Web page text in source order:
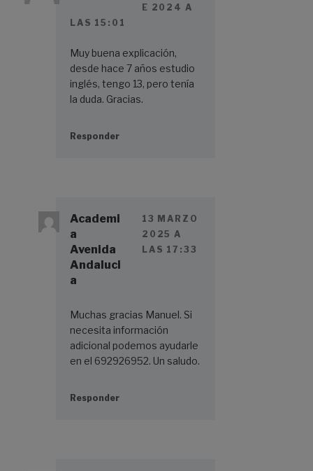
E 2024 A
LAS 15:01
Muy buena explicación,
desde hace 7 años estudio
inglés, tengo 13, pero tenía
la duda. Gracias.
Responder
Academi
a
Avenida
Andaluci
a
13 MARZO
2025 A
LAS 17:33
Muchas gracias Manuel. Si
necesita información
adicional podemos ayudarle
en el 692926952. Un saludo.
Responder